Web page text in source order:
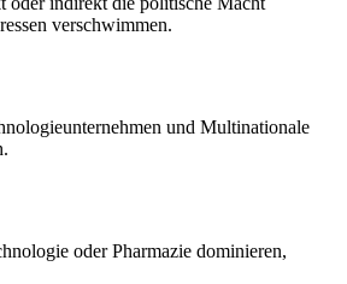
verschwimmen.
und Multinationale
oder Pharmazie dominieren,